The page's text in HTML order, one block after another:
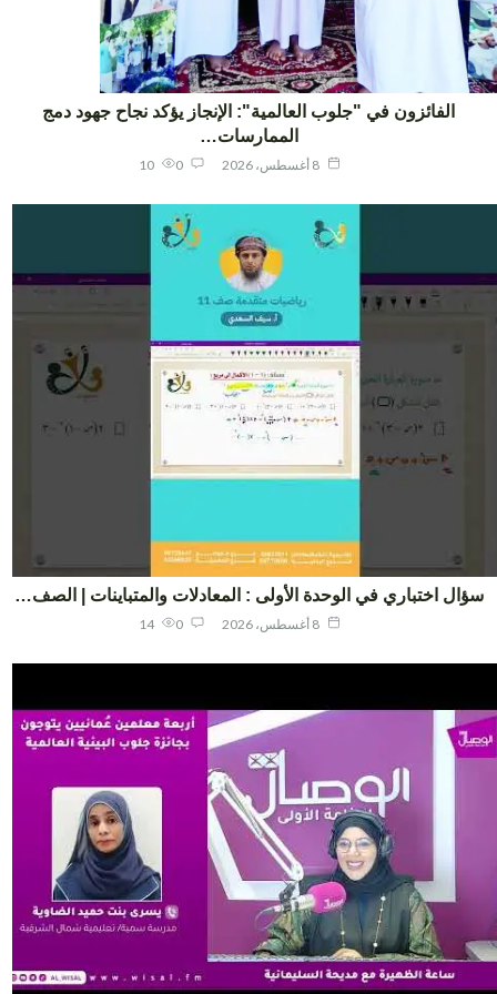
الفائزون في "جلوب العالمية": الإنجاز يؤكد نجاح جهود دمج
الممارسات…
10
اختباري في الوحدة الأولى : المعادلات والمتباينات | الصف…
14